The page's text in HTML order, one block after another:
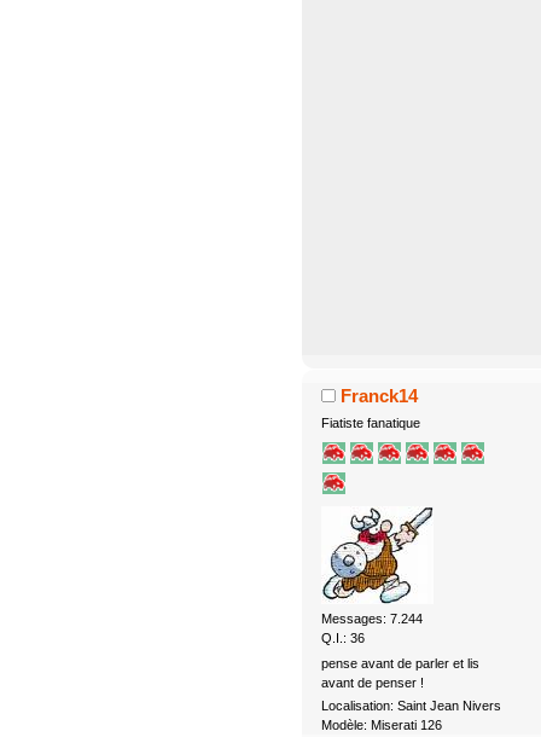
Franck14
Fiatiste fanatique
Messages: 7.244
Q.I.: 36
pense avant de parler et lis
avant de penser !
Localisation: Saint Jean Nivers
Modèle: Miserati 126